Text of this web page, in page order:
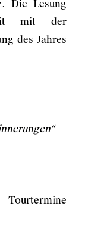
Die Lesung
mit der
des Jahres